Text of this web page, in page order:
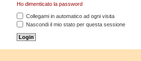
Ho dimenticato la password
Collegami in automatico ad ogni visita
Nascondi il mio stato per questa sessione